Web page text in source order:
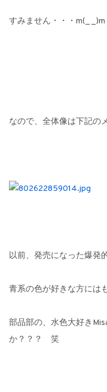
すみません・・・m(_ _)m
なので、全体像は下記
以前、発売になった爆発
青系の色が好きな方には
部品部の、水色大好き
か？？？ 笑